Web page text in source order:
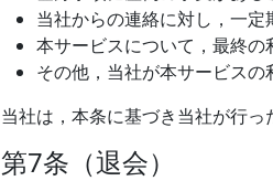
当社からの連絡に対し，一定
本サービスについて，最終
その他，当社が本サービス
当社は，本条に基づき当社が行っ
第7条（退会）